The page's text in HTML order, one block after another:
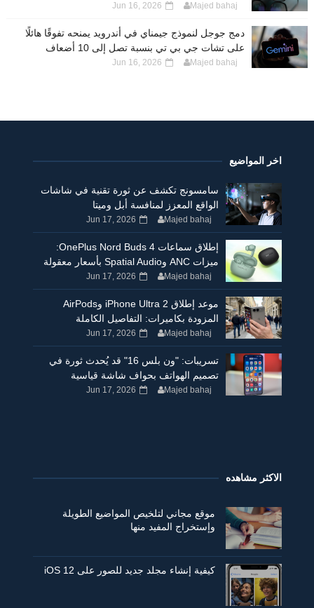
Majed bahaj
Jun 16, 2026
دمج جوجل لنموذج جيمناي في أندرويد يمنحه تفوقًا هائلًا
على تشات جي بي تي بنسبة تصل إلى 10 أضعاف
Majed bahaj
Jun 16, 2026
اخر المواضيع
سامسونج تكشف عن ثورة تقنية في شاشات
الواقع المعزز لمنافسة أبل وميتا
Majed bahaj
Jun 17, 2026
إطلاق سماعات OnePlus Nord Buds 4:
ميزات ANC وSpatial Audio بأسعار معقولة
Majed bahaj
Jun 17, 2026
موعد إطلاق iPhone Ultra 2 وAirPods
المزودة بكاميرات: التفاصيل الكاملة
Majed bahaj
Jun 17, 2026
تسريبات: "ون بلس 16" قد يُحدث ثورة في
تصميم الهواتف بحواف شاشة قياسية
Majed bahaj
Jun 17, 2026
الاكثر مشاهده
موقع مجاني لتلخيص المواضيع الطويلة
وإستخراج المفيد منها
كيفية إنشاء مجلد جديد للصور على iOS 12